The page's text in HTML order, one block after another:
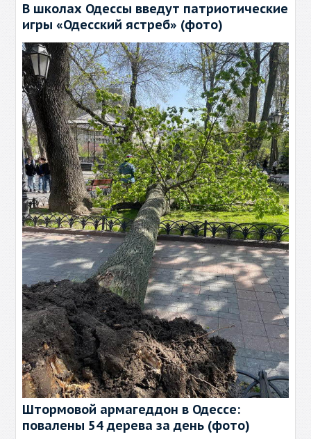
В школах Одессы введут патриотические
игры «Одесский ястреб» (фото)
Штормовой армагеддон в Одессе:
повалены 54 дерева за день (фото)